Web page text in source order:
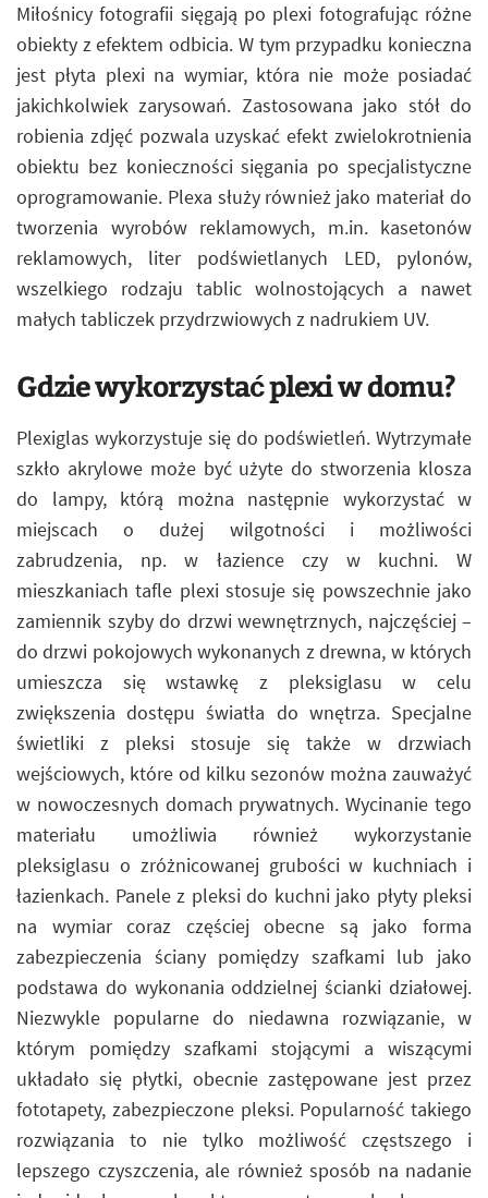
Miłośnicy fotografii sięgają po plexi fotografując różne
obiekty z efektem odbicia. W tym przypadku konieczna
jest płyta plexi na wymiar, która nie może posiadać
jakichkolwiek zarysowań. Zastosowana jako stół do
robienia zdjęć pozwala uzyskać efekt zwielokrotnienia
obiektu bez konieczności sięgania po specjalistyczne
oprogramowanie. Plexa służy również jako materiał do
tworzenia wyrobów reklamowych, m.in. kasetonów
reklamowych, liter podświetlanych LED, pylonów,
wszelkiego rodzaju tablic wolnostojących a nawet
małych tabliczek przydrzwiowych z nadrukiem UV.
Gdzie wykorzystać plexi w domu?
Plexiglas wykorzystuje się do podświetleń. Wytrzymałe
szkło akrylowe może być użyte do stworzenia klosza
do lampy, którą można następnie wykorzystać w
miejscach o dużej wilgotności i możliwości
zabrudzenia, np. w łazience czy w kuchni. W
mieszkaniach tafle plexi stosuje się powszechnie jako
zamiennik szyby do drzwi wewnętrznych, najczęściej –
do drzwi pokojowych wykonanych z drewna, w których
umieszcza się wstawkę z pleksiglasu w celu
zwiększenia dostępu światła do wnętrza. Specjalne
świetliki z pleksi stosuje się także w drzwiach
wejściowych, które od kilku sezonów można zauważyć
w nowoczesnych domach prywatnych. Wycinanie tego
materiału umożliwia również wykorzystanie
pleksiglasu o zróżnicowanej grubości w kuchniach i
łazienkach. Panele z pleksi do kuchni jako płyty pleksi
na wymiar coraz częściej obecne są jako forma
zabezpieczenia ściany pomiędzy szafkami lub jako
podstawa do wykonania oddzielnej ścianki działowej.
Niezwykle popularne do niedawna rozwiązanie, w
którym pomiędzy szafkami stojącymi a wiszącymi
układało się płytki, obecnie zastępowane jest przez
fototapety, zabezpieczone pleksi. Popularność takiego
rozwiązania to nie tylko możliwość częstszego i
lepszego czyszczenia, ale również sposób na nadanie